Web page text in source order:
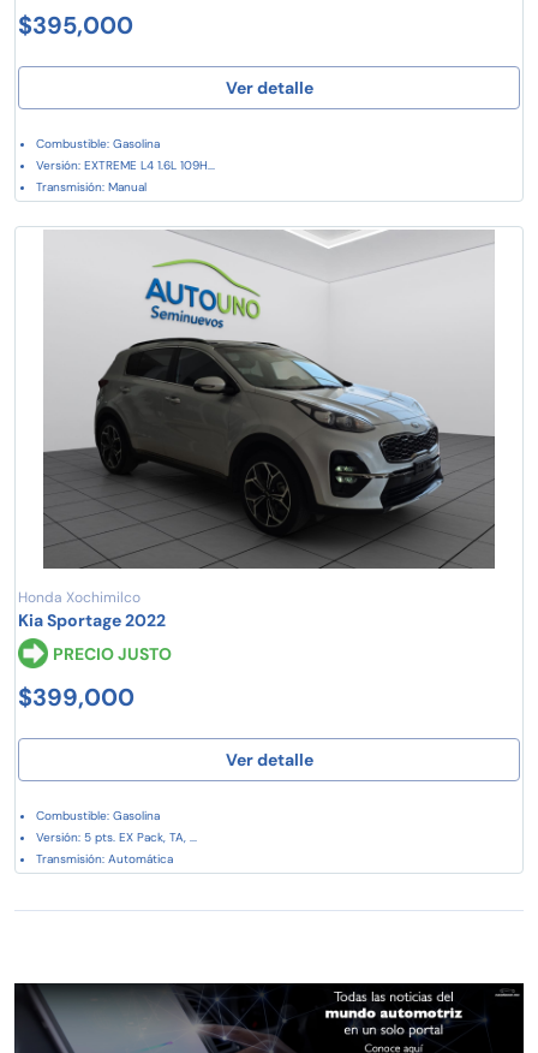
$395,000
Ver detalle
Combustible: Gasolina
Versión: EXTREME L4 1.6L 109H...
Transmisión: Manual
Honda Xochimilco
Kia Sportage 2022
PRECIO JUSTO
$399,000
Ver detalle
Combustible: Gasolina
Versión: 5 pts. EX Pack, TA, ...
Transmisión: Automática